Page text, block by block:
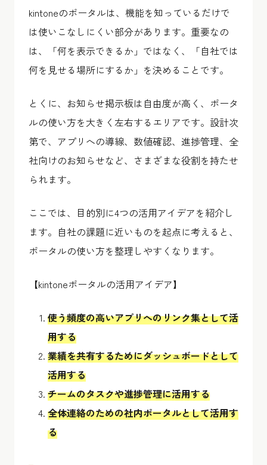
kintoneのポータルは、機能を知っているだけで
は使いこなしにくい部分があります。重要なの
は、「何を表示できるか」ではなく、「自社では
何を見せる場所にするか」を決めることです。
とくに、お知らせ掲示板は自由度が高く、ポータ
ルの使い方を大きく左右するエリアです。設計次
第で、アプリへの導線、数値確認、進捗管理、全
社向けのお知らせなど、さまざまな役割を持たせ
られます。
ここでは、目的別に4つの活用アイデアを紹介し
ます。自社の課題に近いものを起点に考えると、
ポータルの使い方を整理しやすくなります。
【kintoneポータルの活用アイデア】
使う頻度の高いアプリへのリンク集として活
用する
業績を共有するためにダッシュボードとして
活用する
チームのタスクや進捗管理に活用する
全体連絡のための社内ポータルとして活用す
る